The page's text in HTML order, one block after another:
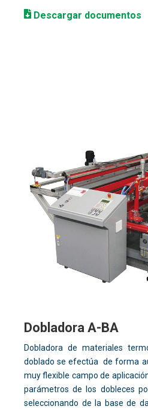
Descargar documentos
Dobladora A-BA
Dobladora de materiales
doblado se efectúa de forma
muy flexible campo de
parámetros de los dobleces
seleccionando de la base de